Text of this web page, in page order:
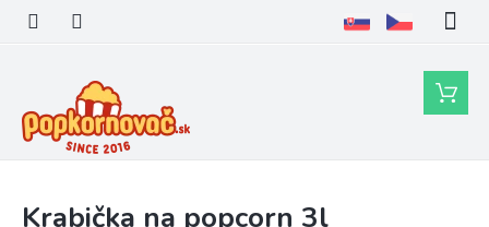
Prejsť
obsah
Nákupný
košík
Krabička na popcorn 3l